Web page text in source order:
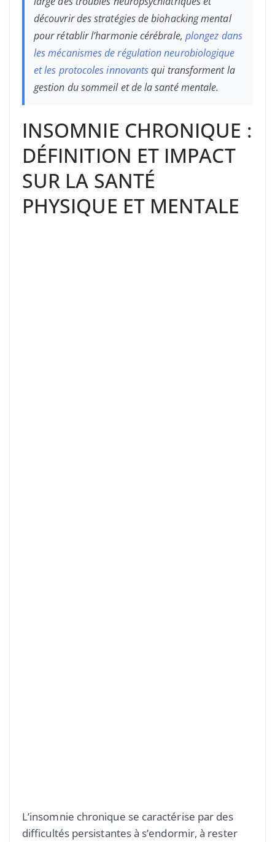
découvrir des stratégies de biohacking mental
pour rétablir l’harmonie cérébrale, plongez dans
les mécanismes de régulation neurobiologique
et les protocoles innovantsqui transforment la
gestion du sommeil et de la santé mentale.
INSOMNIE CHRONIQUE :
DÉFINITION ET IMPACT
SUR LA SANTÉ
PHYSIQUE ET MENTALE
L’insomnie chronique se caractérise par des
difficultés persistantes à s’endormir, à rester